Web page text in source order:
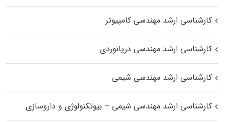
کارشناسی ارشد مهندسی کامپیوتر
کارشناسی ارشد مهندسی دریانوردی
کارشناسی ارشد مهندسی شیمی
کارشناسی ارشد مهندسی شیمی – بیوتکنولوژی و داروسازی